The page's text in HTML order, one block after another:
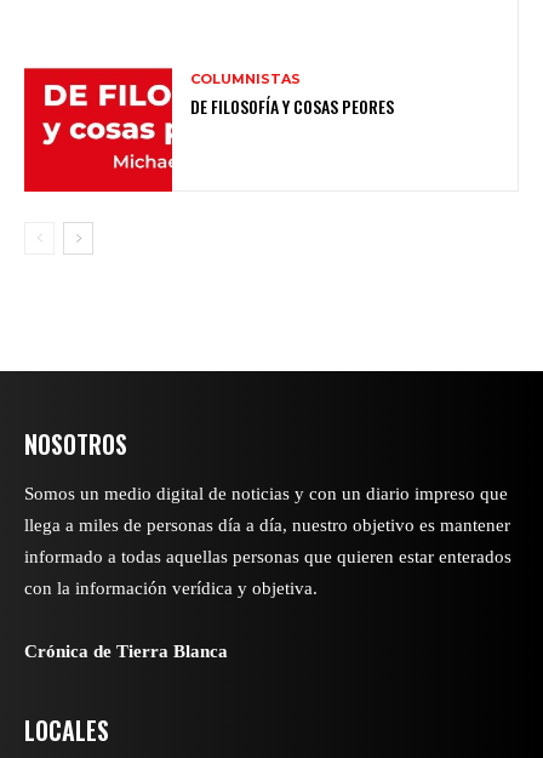
COLUMNISTAS
DE FILOSOFÍA Y COSAS PEORES
NOSOTROS
Somos un medio digital de noticias y con un diario impreso que
llega a miles de personas día a día, nuestro objetivo es mantener
informado a todas aquellas personas que quieren estar enterados
con la información verídica y objetiva.
Crónica de Tierra Blanca
LOCALES